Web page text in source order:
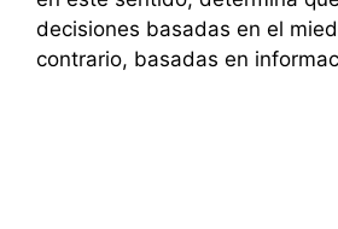
decisiones basadas en el
contrario, basadas en